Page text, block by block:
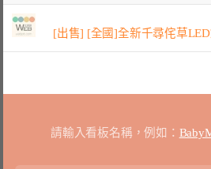
[出售] [全國]全新千尋侘草
請輸入看板名稱，例如：